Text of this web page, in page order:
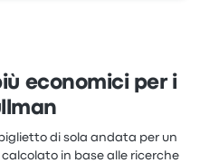
economici per i
biglietto di sola andata per un
in base alle ricerche